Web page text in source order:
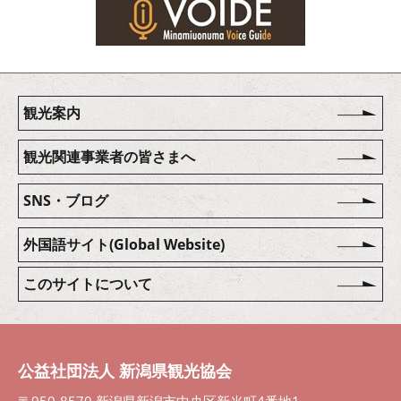
観光案内
観光関連事業者の皆さまへ
SNS・ブログ
外国語サイト(Global Website)
このサイトについて
公益社団法人 新潟県観光協会